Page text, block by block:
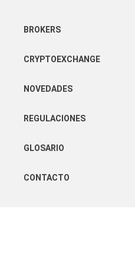
BROKERS
CRYPTOEXCHANGE
NOVEDADES
REGULACIONES
GLOSARIO
CONTACTO